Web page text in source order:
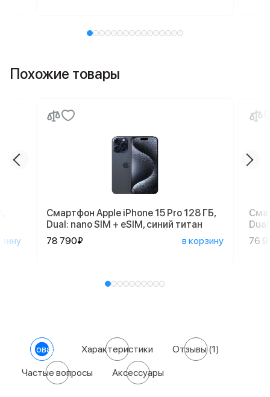
Похожие товары
Смартфон Apple iPhone 15 Pro 128 ГБ,
Dual: nano SIM + eSIM, синий титан
78 790₽
в корзину
76
О товаре Характеристики Отзывы(1)
Частые вопросы Аксессуары